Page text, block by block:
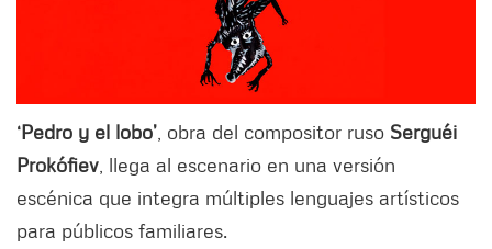
‘Pedro y el lobo’ , obra del compositor ruso Serguéi
Prokófiev , llega al escenario en una versión
escénica que integra múltiples lenguajes artísticos
para públicos familiares.